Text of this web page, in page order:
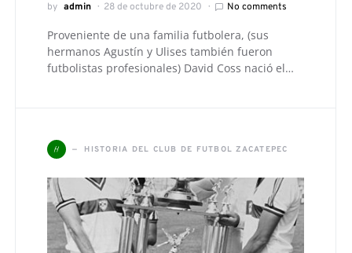
by admin 28 de octubre de 2020 No comments
Proveniente de una familia futbolera, (sus
hermanos Agustín y Ulises también fueron
futbolistas profesionales) David Coss nació el…
H HISTORIA DEL CLUB DE FUTBOL ZACATEPEC